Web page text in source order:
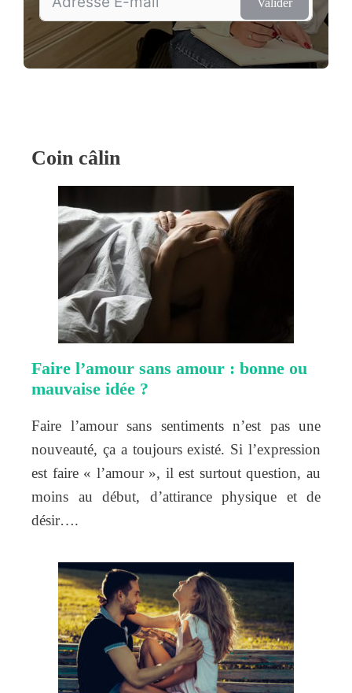
Coin câlin
Faire l’amour sans amour : bonne ou
mauvaise idée ?
Faire l’amour sans sentiments n’est pas une
nouveauté, ça a toujours existé. Si l’expression
est faire « l’amour », il est surtout question, au
moins au début, d’attirance physique et de
désir….